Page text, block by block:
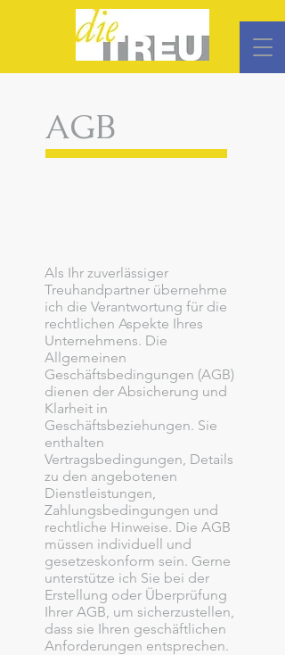
AGB
Als Ihr zuverlässiger
Treuhandpartner übernehme
ich die Verantwortung für die
rechtlichen Aspekte Ihres
Unternehmens. Die
Allgemeinen
Geschäftsbedingungen (AGB)
dienen der Absicherung und
Klarheit in
Geschäftsbeziehungen. Sie
enthalten
Vertragsbedingungen, Details
zu den angebotenen
Dienstleistungen,
Zahlungsbedingungen und
rechtliche Hinweise. Die AGB
müssen individuell und
gesetzeskonform sein. Gerne
unterstütze ich Sie bei der
Erstellung oder Überprüfung
Ihrer AGB, um sicherzustellen,
dass sie Ihren geschäftlichen
Anforderungen entsprechen.